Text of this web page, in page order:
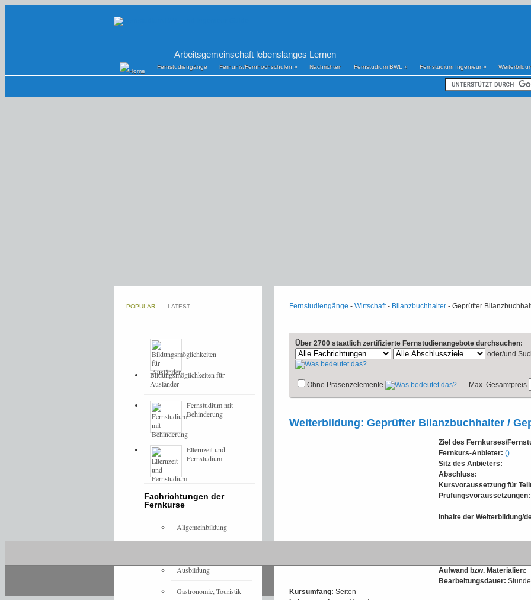
Arbeitsgemeinschaft lebenslanges Lernen
Fernstudiengänge Fernunis/Fernhochschulen » Nachrichten Fernstudium BWL » Fernstudium Ingenieur»
Fernstudiengänge - Wirtschaft- Bilanzbuchhalter - Geprüfter
Über 2700 staatlich zertifizierte Fernstudienangebote durchsuchen:
oder/und
Ohne Präsenzelemente Max. Gesamtpreis
Weiterbildung: Geprüfter Bilanzbuchhalter /
Ziel des Fernkurses/
Fernkurs-Anbieter: ()
Sitz des Anbieters:
Abschluss:
Kursvoraussetzung für
Prüfungsvoraussetzungen:
Inhalte der Weiterbildung/
Aufwand bzw. Materialien:
Bearbeitungsdauer:
Kursumfang: Seiten
POPULAR LATEST
Bildungsmöglichkeiten für
Ausländer
Fernstudium mit
Behinderung
Elternzeit und
Fernstudium
Fachrichtungen der
Fernkurse
Allgemeinbildung
Ausbildung
Gastronomie, Touristik